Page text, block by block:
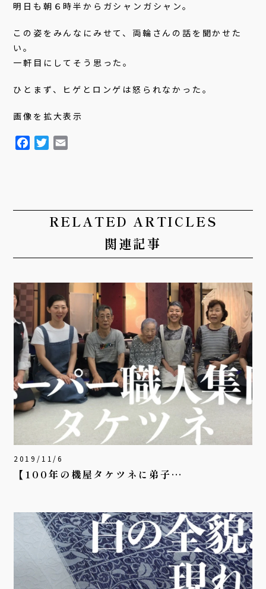
明日も朝６時半からガシャンガシャン。
この姿をみんなにみせて、両輪さんの話を聞かせた
い。
一軒目にしてそう思った。
ひとまず、ヒゲとロンゲは怒られなかった。
画像を拡大表示
F
o
T
e
r
RELATED ARTICLES
関連記事
2019/11/6
【100年の機屋タケツネに弟子…